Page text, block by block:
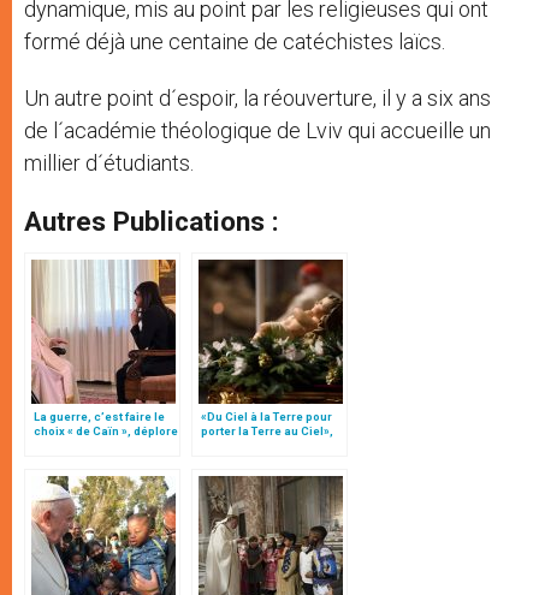
dynamique, mis au point par les religieuses qui ont
formé déjà une centaine de catéchistes laïcs.
Un autre point d´espoir, la réouverture, il y a six ans
de l´académie théologique de Lviv qui accueille un
millier d´étudiants.
Autres Publications :
La guerre, c’est faire le
choix « de Caïn », déplore
«Du Ciel à la Terre pour
porter la Terre au Ciel»,